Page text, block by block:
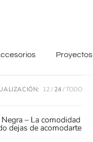
Proyectos
12 24 TODO